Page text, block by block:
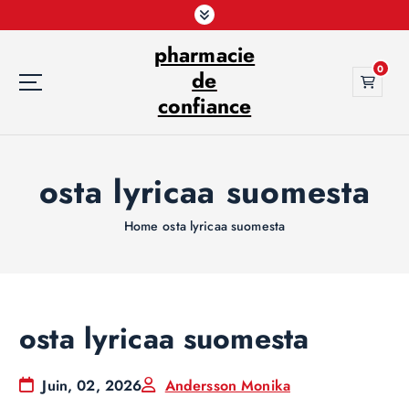
k
pharmacie
de
confiance
0
osta lyricaa suomesta
Home osta lyricaa suomesta
osta lyricaa suomesta
Juin, 02, 2026
Andersson Monika